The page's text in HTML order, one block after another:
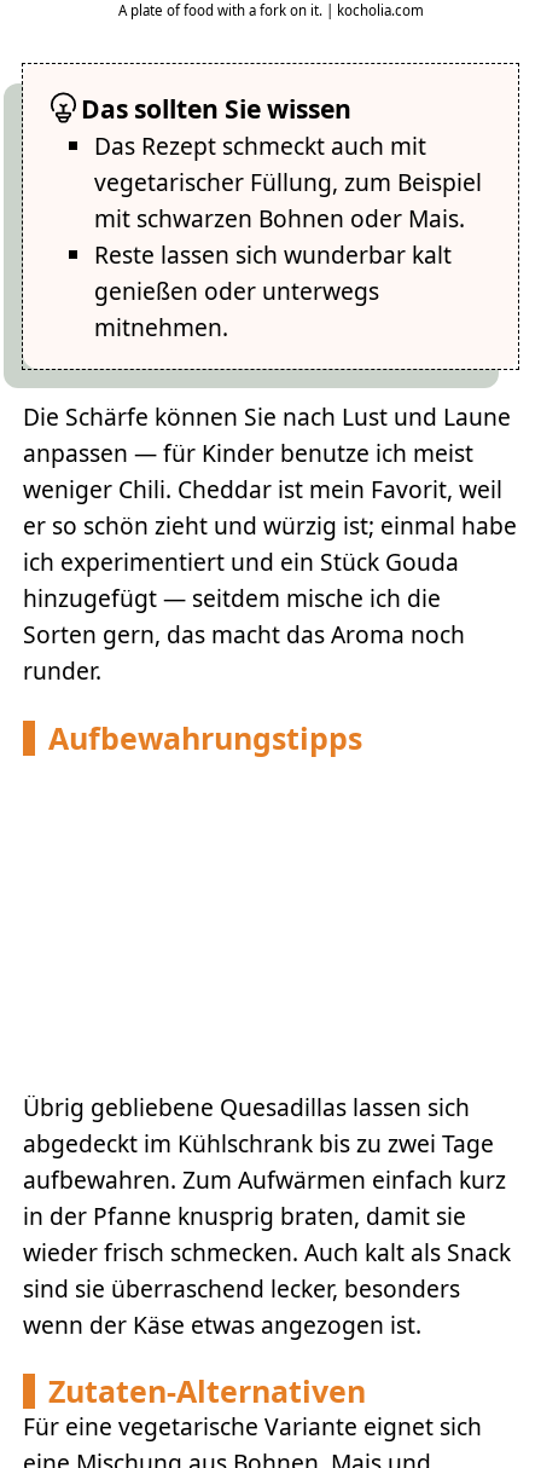
A plate of food with a fork on it. | kocholia.com
Das sollten Sie wissen
Das Rezept schmeckt auch mit
vegetarischer Füllung, zum Beispiel
mit schwarzen Bohnen oder Mais.
Reste lassen sich wunderbar kalt
genießen oder unterwegs
mitnehmen.
Die Schärfe können Sie nach Lust und Laune
anpassen — für Kinder benutze ich meist
weniger Chili. Cheddar ist mein Favorit, weil
er so schön zieht und würzig ist; einmal habe
ich experimentiert und ein Stück Gouda
hinzugefügt — seitdem mische ich die
Sorten gern, das macht das Aroma noch
runder.
Aufbewahrungstipps
Übrig gebliebene Quesadillas lassen sich
abgedeckt im Kühlschrank bis zu zwei Tage
aufbewahren. Zum Aufwärmen einfach kurz
in der Pfanne knusprig braten, damit sie
wieder frisch schmecken. Auch kalt als Snack
sind sie überraschend lecker, besonders
wenn der Käse etwas angezogen ist.
Zutaten-Alternativen
Für eine vegetarische Variante eignet sich